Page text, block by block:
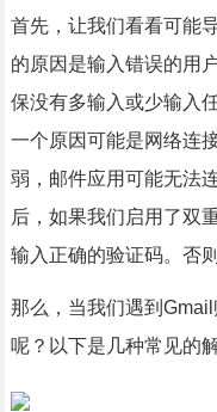
首先，让我们看看可能
的原因是输入错误的用
保没有多输入或少输入
一个原因可能是网络连
弱，邮件应用可能无法
后，如果我们启用了双
输入正确的验证码。否
那么，当我们遇到
呢？以下是几种常见的